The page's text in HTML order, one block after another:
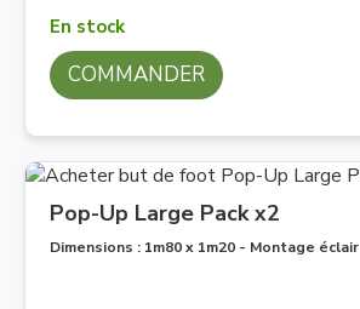
En stock
COMMANDER
Pop-Up Large Pack x2
Dimensions : 1m80 x 1m20 - Montage éclair